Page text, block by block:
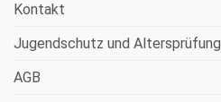
Kontakt
Jugendschutz und Altersprüfung
AGB